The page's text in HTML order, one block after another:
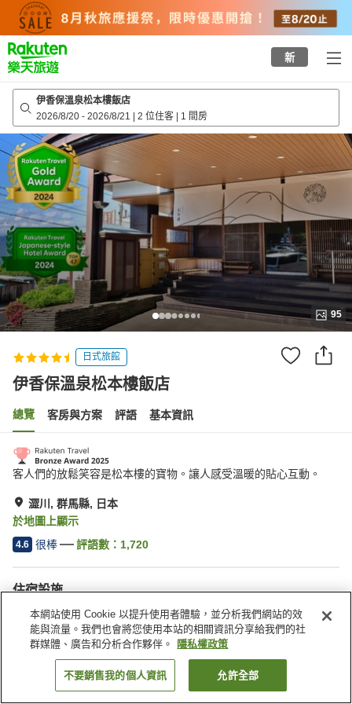
top
page
新
伊香保溫泉松本樓飯店
2026/8/20 - 2026/8/21 | 2 位住客 | 1 間房
95
日式旅館
伊香保溫泉松本樓飯店
總覽 客房與方案 評語 基本資訊
客人們的放鬆笑容是松本樓的寶物。讓人感受溫暖的貼心互動。
澀川, 群馬縣, 日本
於地圖上顯示
4.6 很棒 評語數： 1,720
住宿設施
停車場
Spa／美容沙龍
休息室
咖啡廳
日本 群馬縣 澀川 伊香保溫泉松本樓飯店
找客房
本網站使用 Cookie 以提升使用者體驗，並分析我們網站的效
能與流量。我們也會將您使用本站的相關資訊分享給我們的社
群媒體、廣告和分析合作夥伴。
隱私權政策
不要銷售我的個人資訊 允許全部